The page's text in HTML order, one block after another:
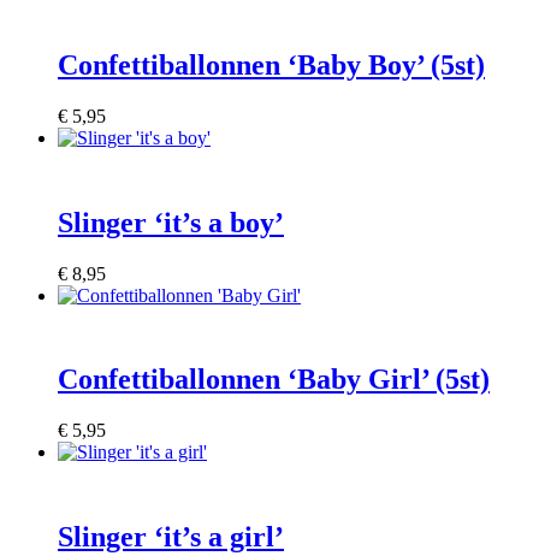
Confettiballonnen ‘Baby Boy’ (5st)
€ 5,95
Slinger ‘it’s a boy’
€ 8,95
Confettiballonnen ‘Baby Girl’ (5st)
€ 5,95
Slinger ‘it’s a girl’